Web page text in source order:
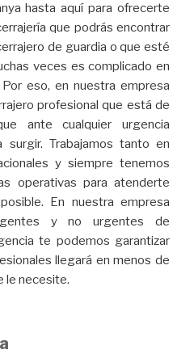
hasta aquí para ofrecerte
que podrás encontrar
de guardia o que esté
veces es complicado en
eso, en nuestra empresa
profesional que está de
ante cualquier urgencia
Trabajamos tanto en
y siempre tenemos
operativas para atenderte
En nuestra empresa
y no urgentes de
te podemos garantizar
llegará en menos de
le necesite.